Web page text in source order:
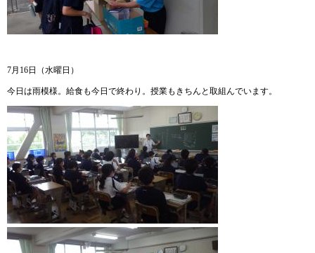
7月16日（水曜日）
今日は雨模様。給食も今日で終わり。授業もきちんと取組んでいます。